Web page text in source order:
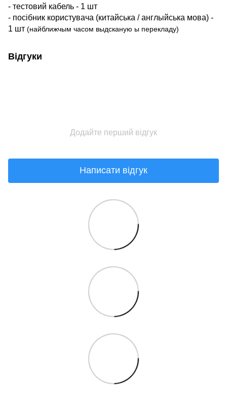
- тестовий кабель - 1 шт
- посібник користувача (китайська / англыйська мова) -
1 шт (найближчым часом выдсканую ы перекладу)
Відгуки
Додайте перший відгук
Написати відгук